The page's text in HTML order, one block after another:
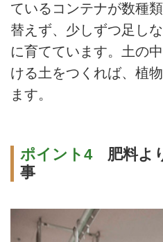
ているコンテナが数種
替えず、少しずつ足し
に育てています。土の
ける土をつくれば、植
ます。
ポイント4肥料よ
事